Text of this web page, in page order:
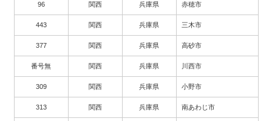
96 関西 兵庫県 赤穂市
443 関西 兵庫県 三木市
377 関西 兵庫県 高砂市
番号無 関西 兵庫県 川西市
309 関西 兵庫県 小野市
313 関西 兵庫県 南あわじ市